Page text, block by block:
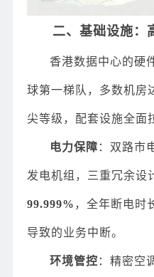
二、基础设施：
香港数据中心的硬
球第一梯队，多数机房
尖等级，配套设施全面
电力保障 ：双路市
发电机组，三重冗余设
99.999% ，全年断电时
导致的业务中断。
环境管控 ：精密空